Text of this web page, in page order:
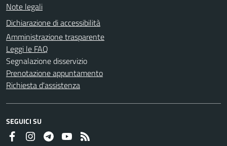
Note legali
Dichiarazione di accessibilità
Amministrazione trasparente
Leggi le FAQ
Segnalazione disservizio
Prenotazione appuntamento
Richiesta d'assistenza
SEGUICI SU